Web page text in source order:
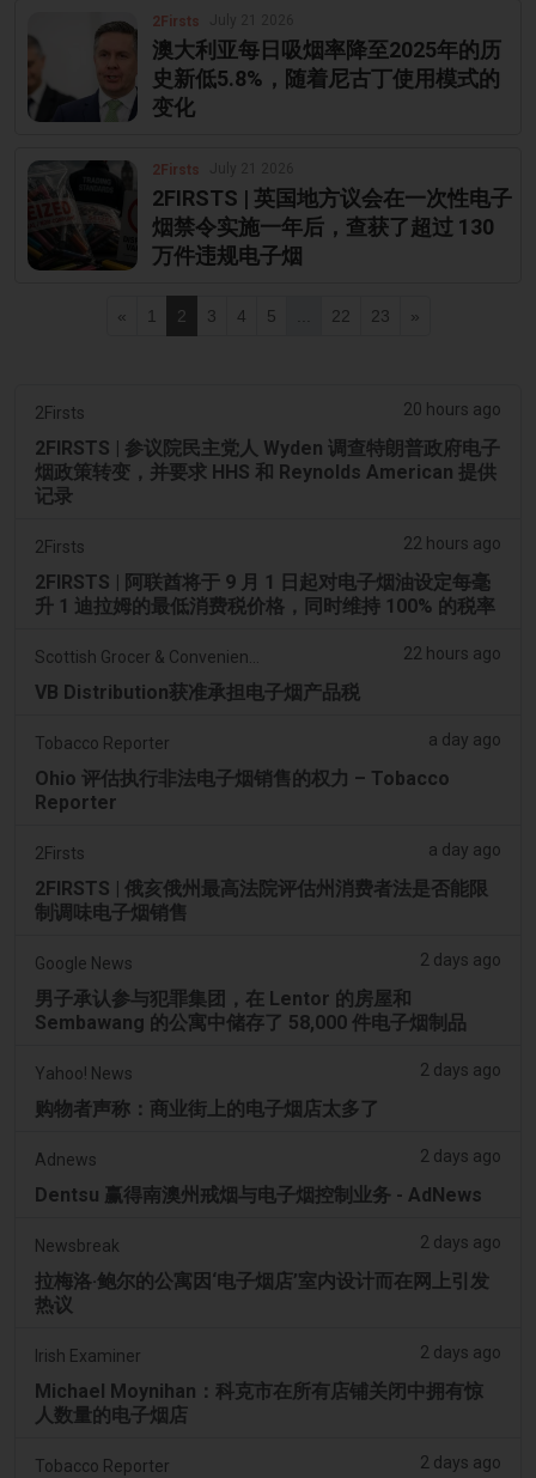
2Firsts
澳大利亚每日吸烟率降至2025年的历
史新低5.8%，随着尼古丁使用模式的
变化
2Firsts
2FIRSTS | 英国地方议会在一次性电子
烟禁令实施一年后，查获了超过 130
万件违规电子烟
« 1 2 3 4 5 22 23 »
2Firsts 20 hours ago
2FIRSTS | 参议院民主党人 Wyden 调查特朗普政府电子
烟政策转变，并要求 HHS 和 Reynolds American 提供
记录
2Firsts 22 hours ago
2FIRSTS | 阿联酋将于 9 月 1 日起对电子烟油设定每毫
升 1 迪拉姆的最低消费税价格，同时维持 100% 的税率
22 hours ago
VB Distribution获准承担电子烟产品税
Tobacco Reporter a day ago
Ohio 评估执行非法电子烟销售的权力 – Tobacco
Reporter
2Firsts a day ago
2FIRSTS | 俄亥俄州最高法院评估州消费者法是否能限
制调味电子烟销售
Google News 2 days ago
男子承认参与犯罪集团，在 Lentor 的房屋和
Sembawang 的公寓中储存了 58,000 件电子烟制品
Yahoo! News 2 days ago
购物者声称：商业街上的电子烟店太多了
Adnews 2 days ago
Dentsu 赢得南澳州戒烟与电子烟控制业务 - AdNews
Newsbreak 2 days ago
拉梅洛·鲍尔的公寓因‘电子烟店’室内设计而在网上引发
热议
Irish Examiner 2 days ago
Michael Moynihan：科克市在所有店铺关闭中拥有惊
人数量的电子烟店
Tobacco Reporter 2 days ago